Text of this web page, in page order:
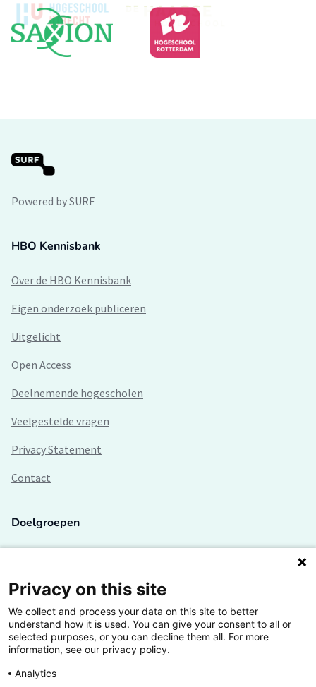
Powered by SURF
HBO Kennisbank
Over de HBO Kennisbank
Eigen onderzoek publiceren
Uitgelicht
Open Access
Deelnemende hogescholen
Veelgestelde vragen
Privacy Statement
Contact
Doelgroepen
Lectoren en onderzoekers
Bedrijven
Hogescholen
Privacy on this site
We collect and process your data on this site to better
understand how it is used. You can give your consent to all or
selected purposes, or you can decline them all. For more
information, see our privacy policy.
Analytics